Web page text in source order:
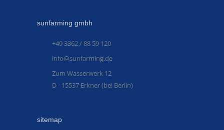
sunfarming gmbh
+49 3362 / 88 59 120
info@sunfarming.de
Zum Wasserwerk 12
D - 15537 Erkner (bei Berlin)
sitemap